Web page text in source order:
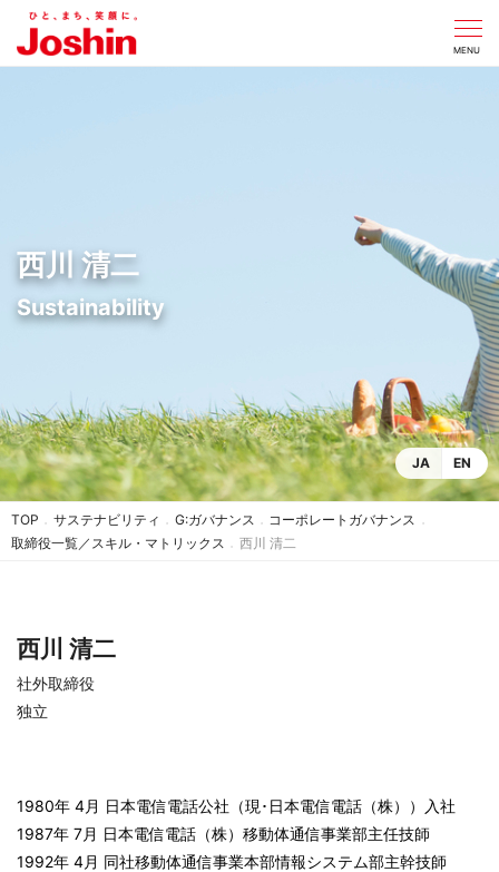
MENU
西川 清二
JA EN
TOP サステナビリティ G:ガバナンス
コーポレートガバナンス
取締役一覧／スキル・マトリックス
西川 清二
西川 清二
社外取締役
独立
1980年 4月 日本電信電話公社（現･日本電信電話（株））入社
1987年 7月 日本電信電話（株）移動体通信事業部主任技師
1992年 4月 同社移動体通信事業本部情報システム部主幹技師